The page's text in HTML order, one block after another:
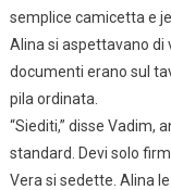
semplice camicetta e
Alina si aspettavano di
documenti erano sul
pila ordinata.
“Siediti,” disse Vadim,
standard. Devi solo
Vera si sedette. Alina